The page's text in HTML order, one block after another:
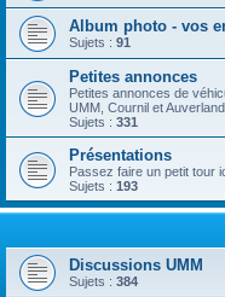
Album photo - vos
Sujets : 91
Petites annonces
Petites annonces de
UMM, Cournil et Auverland.
Sujets : 331
Présentations
Passez faire un petit tour
Sujets : 193
Discussions UMM
Sujets : 384